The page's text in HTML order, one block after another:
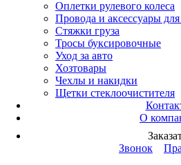
Оплетки рулевого колеса
Провода и аксессуары
Стяжки груза
Тросы буксировочные
Уход за авто
Хозтовары
Чехлы и накидки
Щетки стеклоочистителя
О
Звонок
/home/a/a2dm2020/a2dm.ru/
cache/apps/shop/templates/
on line 260 Notice: Trying to get
/home/a/a2dm2020/a2dm.ru/
cache/apps/shop/templates/
on line 260 0Р
Это разработка